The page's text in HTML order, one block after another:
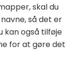
skal du
så det er
kan også tilføje
for at gøre det